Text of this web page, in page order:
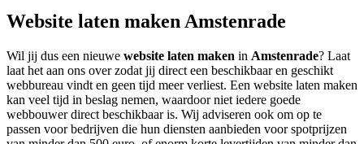
Website laten maken Amstenrade
Wil jij dus een nieuwe website laten maken in Amstenrade? Laat
laat het aan ons over zodat jij direct een beschikbaar en geschikt
webbureau vindt en geen tijd meer verliest. Een website laten maken
kan veel tijd in beslag nemen, waardoor niet iedere goede
webbouwer direct beschikbaar is. Wij adviseren ook om op te
passen voor bedrijven die hun diensten aanbieden voor spotprijzen